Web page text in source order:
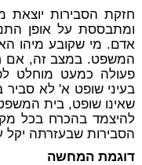
חזקת הסבירות
ומתבססת על אופן
אדם. מי שקובע מיהו
המשפט. במצב זה, אם
פעולה כמעט מוחלט
בעיני שופט א' לא סביר
שאינו שופט, בית
להיצמד בהכרח בכל
הסבירות שבעזרתה יקל
דוגמת המחשה